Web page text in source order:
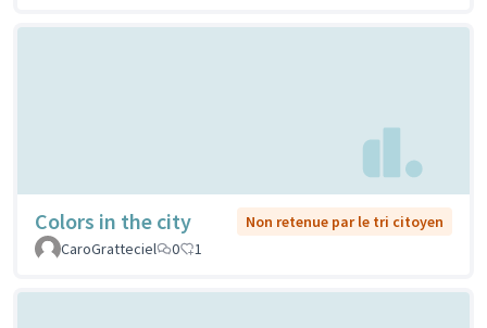
Colors in the city
Non retenue par le tri citoyen
CaroGratteciel
0 1